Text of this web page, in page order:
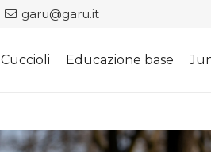
garu@garu.it
Cuccioli Educazione base